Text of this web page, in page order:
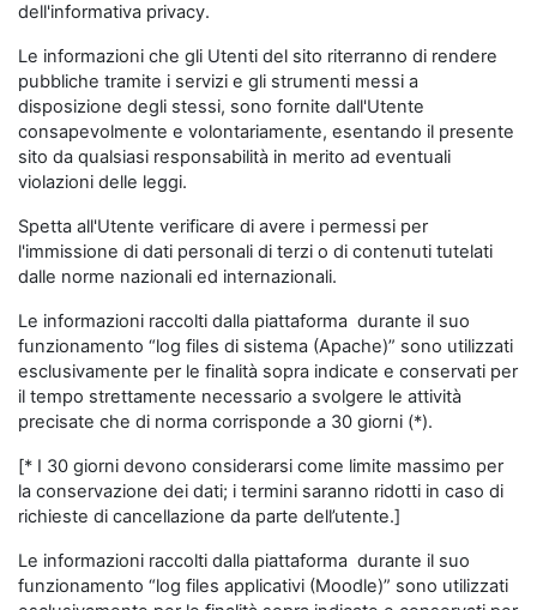
dell'informativa privacy.
Le informazioni che gli Utenti del sito riterranno di rendere
pubbliche tramite i servizi e gli strumenti messi a
disposizione degli stessi, sono fornite dall'Utente
consapevolmente e volontariamente, esentando il presente
sito da qualsiasi responsabilità in merito ad eventuali
violazioni delle leggi.
Spetta all'Utente verificare di avere i permessi per
l'immissione di dati personali di terzi o di contenuti tutelati
dalle norme nazionali ed internazionali.
Le informazioni raccolti dalla piattaforma durante il suo
funzionamento “log files di sistema (Apache)” sono utilizzati
esclusivamente per le finalità sopra indicate e conservati per
il tempo strettamente necessario a svolgere le attività
precisate che di norma corrisponde a 30 giorni (*).
[* I 30 giorni devono considerarsi come limite massimo per
la conservazione dei dati; i termini saranno ridotti in caso di
richieste di cancellazione da parte dell’utente.]
Le informazioni raccolti dalla piattaforma durante il suo
funzionamento “log files applicativi (Moodle)” sono utilizzati